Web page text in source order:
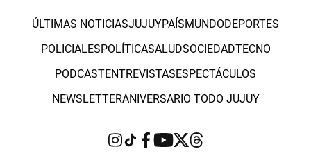
ÚLTIMAS NOTICIASJUJUYPAÍSMUNDODEPORTES
POLICIALESPOLÍTICASALUDSOCIEDADTECNO
PODCASTENTREVISTASESPECTÁCULOS
NEWSLETTERANIVERSARIO TODO JUJUY